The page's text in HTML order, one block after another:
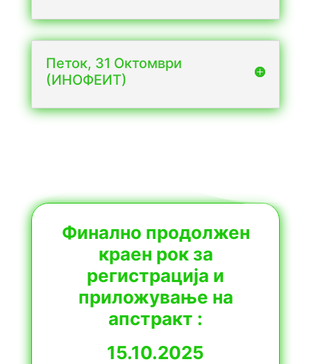
Петок, 31 Октомври
(ИНОФЕИТ)
Финално продолжен
краен рок за
регистрација и
приложување на
апстракт :
15.10.2025